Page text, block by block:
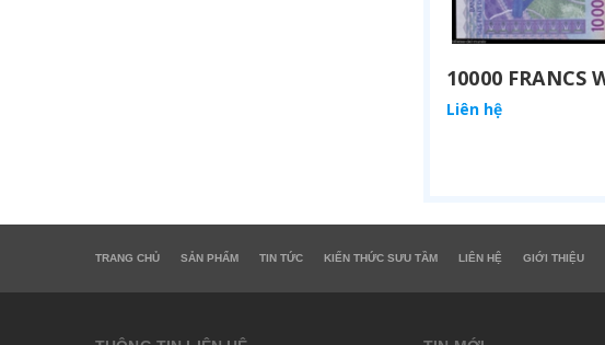
Liên hệ
TRANG CHỦ SẢN PHẨM TIN TỨC KIẾN THỨC SƯU TẦM LIÊN HỆ GIỚI THIỆU